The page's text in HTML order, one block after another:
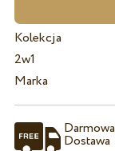
Kolekcja
2w1
Marka
Darmowa
Dostawa